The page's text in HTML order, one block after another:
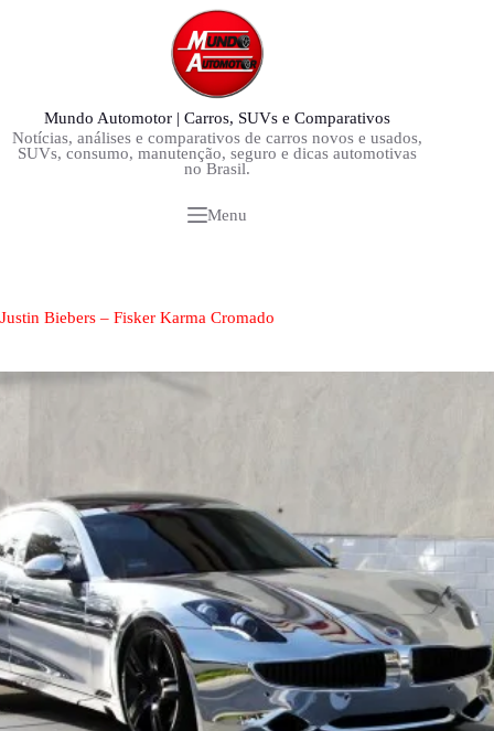
Mundo Automotor | Carros, SUVs e Comparativos
Notícias, análises e comparativos de carros novos e usados,
SUVs, consumo, manutenção, seguro e dicas automotivas
no Brasil.
Menu
Justin Biebers – Fisker Karma Cromado